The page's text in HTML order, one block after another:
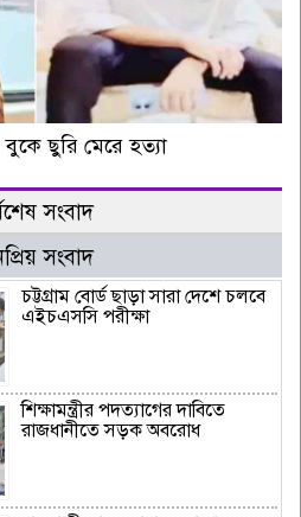
ছুরি মেরে হত্যা
সংবাদ
সংবাদ
চট্টগ্রাম বোর্ড ছাড়া সারা দেশে চলবে
এইচএসসি পরীক্ষা
শিক্ষামন্ত্রীর পদত্যাগের দাবিতে
রাজধানীতে সড়ক অবরোধ